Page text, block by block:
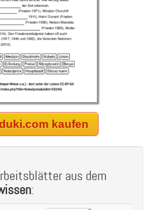
kaufen
aus dem
: